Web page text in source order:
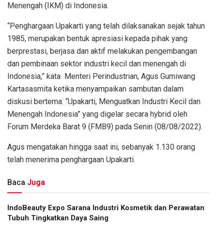
Menengah (IKM) di Indonesia.
“Penghargaan Upakarti yang telah dilaksanakan sejak tahun
1985, merupakan bentuk apresiasi kepada pihak yang
berprestasi, berjasa dan aktif melakukan pengembangan
dan pembinaan sektor industri kecil dan menengah di
Indonesia,” kata Menteri Perindustrian, Agus Gumiwang
Kartasasmita ketika menyampaikan sambutan dalam
diskusi bertema: “Upakarti, Menguatkan Industri Kecil dan
Menengah Indonesia” yang digelar secara hybrid oleh
Forum Merdeka Barat 9 (FMB9) pada Senin (08/08/2022).
Agus mengatakan hingga saat ini, sebanyak 1.130 orang
telah menerima penghargaan Upakarti.
Baca Juga
IndoBeauty Expo Sarana Industri Kosmetik dan Perawatan
Tubuh Tingkatkan Daya Saing